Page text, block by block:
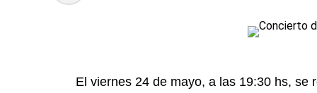
El viernes 24 de mayo, a las 19:30 hs, se